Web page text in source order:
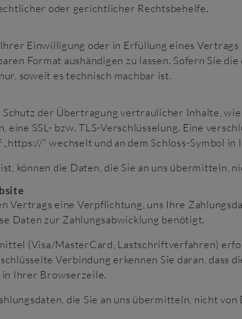
oder gerichtlicher Rechtsbehelfe.
Einwilligung oder in Erfüllung eines
Format aushändigen zu lassen. Sofern Sie
soweit es technisch machbar ist.
der Übertragung vertraulicher Inhalte,
SSL- bzw. TLS-Verschlüsselung. Eine
“ wechselt und an dem Schloss-Symbol
können die Daten, die Sie an uns übermitteln,
Vertrags eine Verpflichtung, uns Ihre
Daten zur Zahlungsabwicklung benötigt.
(Visa/MasterCard, Lastschriftverfahren)
Verbindung erkennen Sie daran, dass
in Ihrer Browserzeile.
die Sie an uns übermitteln, nicht